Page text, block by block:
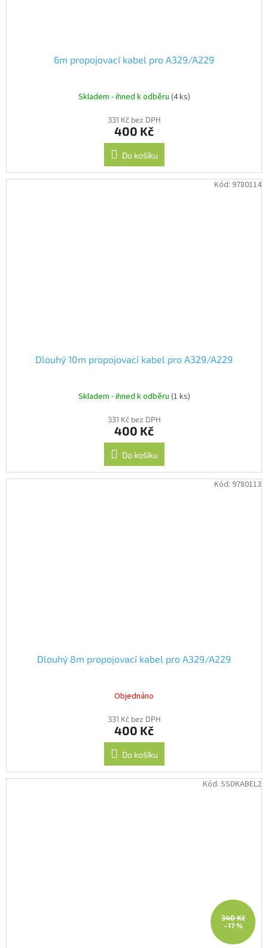
6m propojovací kabel pro A329/A229
Skladem - ihned k odběru (4 ks)
331 Kč bez DPH
400 Kč
Do košíku
Dlouhý 10m propojovací kabel pro A329/A229
Skladem - ihned k odběru (1 ks)
331 Kč bez DPH
400 Kč
Do košíku
Kód: 9780114
Dlouhý 8m propojovací kabel pro A329/A229
Objednáno
331 Kč bez DPH
400 Kč
Do košíku
Kód: 9780113
340 Kč
–17 %
Kód: SSDKABEL2